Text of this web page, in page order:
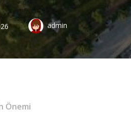
admin
Önemi